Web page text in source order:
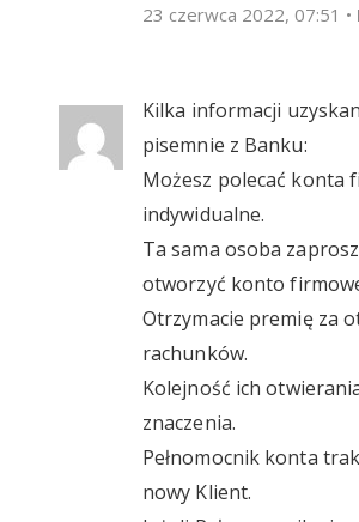
23 czerwca 2022, 07:51 •
Kilka informacji
pisemnie z Banku:
Możesz polecać konta
indywidualne.
Ta sama osoba
otworzyć konto
Otrzymacie premię za
rachunków.
Kolejność ich
znaczenia.
Pełnomocnik konta
nowy Klient.